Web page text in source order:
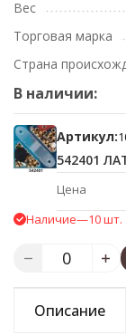
Вес
Торговая марка
Страна
В наличии:
Артикул:
542401
Цена
Наличие—10 шт.
Описание